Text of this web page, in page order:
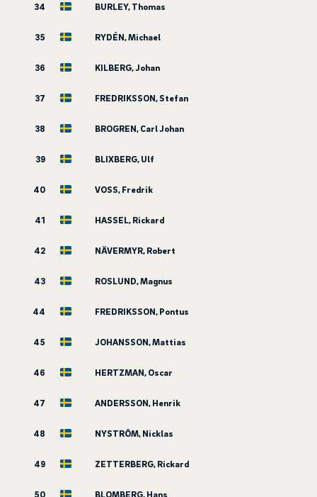
34 BURLEY, Thomas
35 RYDÉN, Michael
36 KILBERG, Johan
37 FREDRIKSSON, Stefan
38 BROGREN, Carl Johan
39 BLIXBERG, Ulf
40 VOSS, Fredrik
41 HASSEL, Rickard
42 NÄVERMYR, Robert
43 ROSLUND, Magnus
44 FREDRIKSSON, Pontus
45 JOHANSSON, Mattias
46 HERTZMAN, Oscar
47 ANDERSSON, Henrik
48 NYSTRÖM, Nicklas
49 ZETTERBERG, Rickard
50 BLOMBERG, Hans